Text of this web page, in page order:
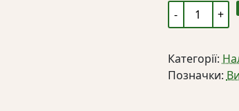
та
Категорії:
Позначки: